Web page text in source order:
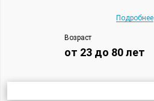
Подробнее
Возраст
от 23 до 80 лет